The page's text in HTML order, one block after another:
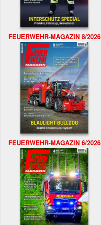
FEUERWEHR-MAGAZIN 8/2026
FEUERWEHR-MAGAZIN 6/2026